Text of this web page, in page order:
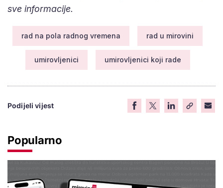
sve informacije.
rad na pola radnog vremena rad u mirovini
umirovljenici umirovljenici koji rade
Podijeli vijest
Popularno